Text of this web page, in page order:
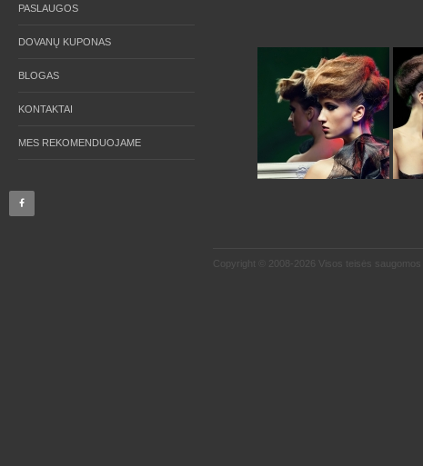
PASLAUGOS
DOVANŲ KUPONAS
BLOGAS
KONTAKTAI
MES REKOMENDUOJAME
Copyright © 2008-2026 Visos teisės saugomos "